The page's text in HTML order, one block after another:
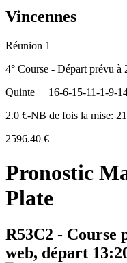
Vincennes
Réunion 1
4° Course - Départ prévu à
Quinte
16-6-15-11-1-9-
2.0 €-NB de fois la mise: 21
2596.40 €
Pronostic
Plate
R53C2 - Course
web, départ